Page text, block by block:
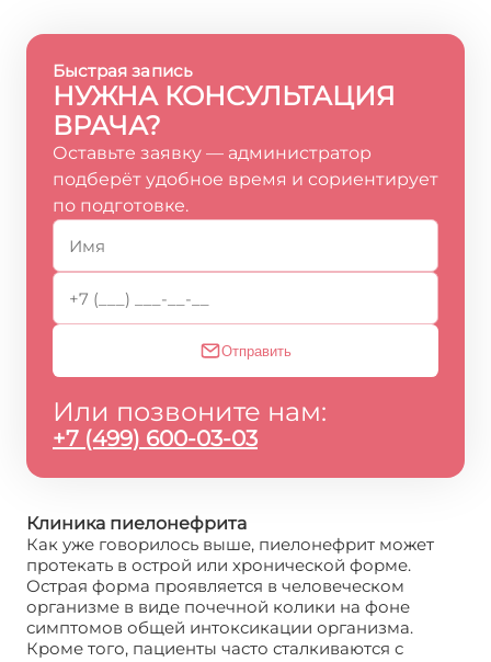
Быстрая запись
НУЖНА КОНСУЛЬТАЦИЯ
ВРАЧА?
Оставьте заявку — администратор
подберёт удобное время и сориентирует
по подготовке.
Отправить
Или позвоните нам:
+7 (499) 600-03-03
Клиника пиелонефрита
Как уже говорилось выше, пиелонефрит может
протекать в острой или хронической форме.
Острая форма проявляется в человеческом
организме в виде почечной колики на фоне
симптомов общей интоксикации организма.
Кроме того, пациенты часто сталкиваются с